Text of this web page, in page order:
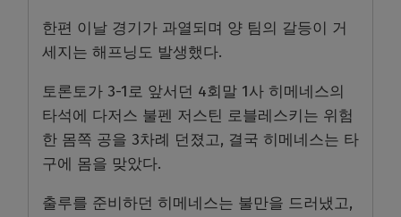
한편 이날 경기가 과열되며 양 팀의 갈등이 거
세지는 해프닝도 발생했다.
토론토가 3-1로 앞서던 4회말 1사 히메네스의
타석에 다저스 불펜 저스틴 로블레스키는 위험
한 몸쪽 공을 3차례 던졌고, 결국 히메네스는 타
구에 몸을 맞았다.
출루를 준비하던 히메네스는 불만을 드러냈고,